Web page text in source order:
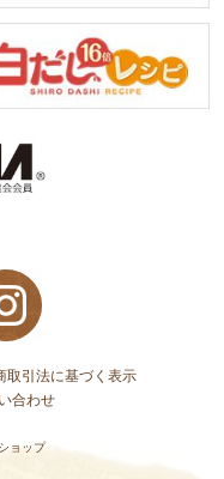
取引法に基づく表示
合わせ
ョップ